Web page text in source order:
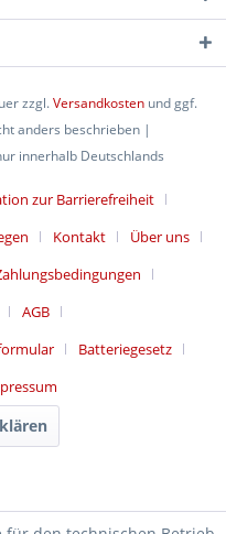
zzgl.Versandkosten und ggf.
anders beschrieben |
innerhalb Deutschlands
zur Barrierefreiheit
Kontakt
Über uns
AGB
Batteriegesetz